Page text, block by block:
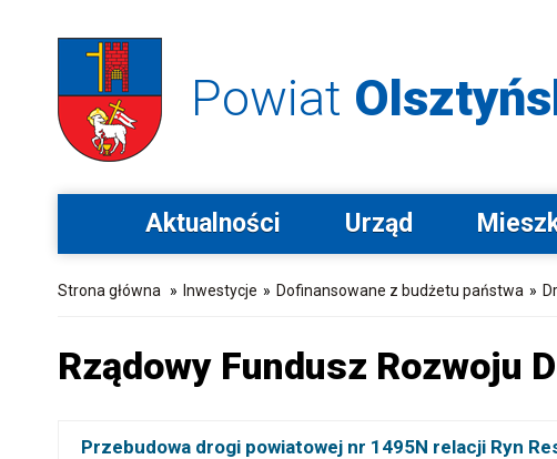
Powiat
Aktualności Urząd
Strona główna » Inwestycje » Dofinansowane z budżetu państwa »
Rządowy Fundusz Rozwoju
Przebudowa drogi powiatowej nr 1495N relacji Ryn